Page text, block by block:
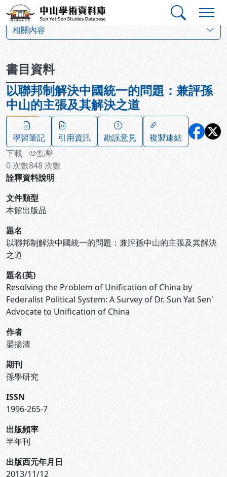
跳到主要內容
中山學術資料庫
相關內容
書目資料
以聯邦制解決中國統一的問題：兼評孫
中山的主張及其解決之道
學習筆記 引用資訊 勘誤意見
複製連結
下載
0 次數
點擊
848 次數
詮釋資料說明
文件類型
本館出版品
題名
以聯邦制解決中國統一的問題：兼評孫中山的主張及其解決
之道
題名(英)
Resolving the Problem of Unification of China by
Federalist Political System: A Survey of Dr. Sun Yat Sen'
Advocate to Unification of China
作者
晏揚清
期刊
孫學研究
ISSN
1996-265-7
出版頻率
半年刊
出版西元年月日
2013/11/12